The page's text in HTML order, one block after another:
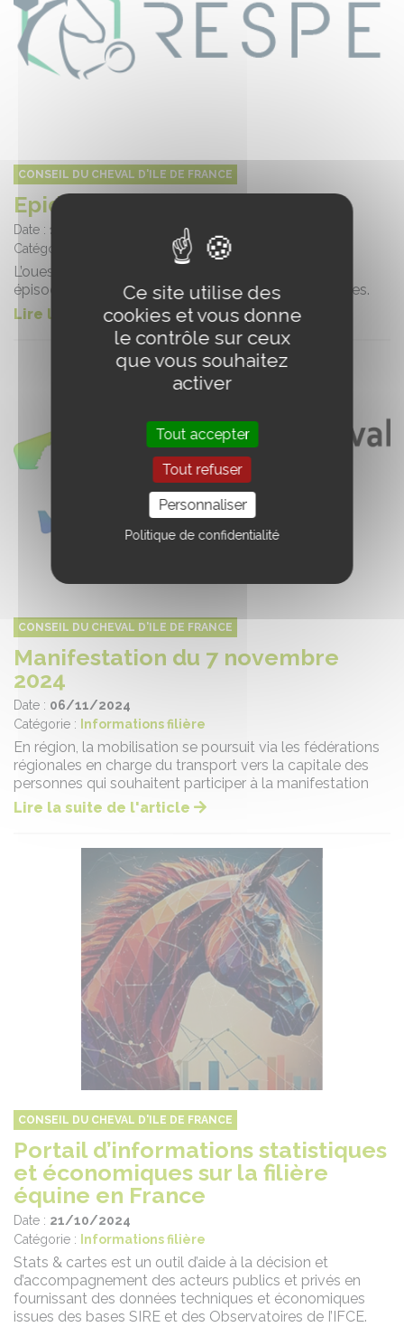
CONSEIL DU CHEVAL D'ILE DE FRANCE
Epidémie de rhinopneumonie
Date : 14/11/2024
Catégorie :
Informations filière
L’ouest de l’Ile-de-France connaît actuellement un
épisode de rhinopneumonie dans plusieurs structures.
Lire la suite de l'article
CONSEIL DU CHEVAL D'ILE DE FRANCE
Manifestation du 7 novembre
2024
Date : 06/11/2024
Catégorie : Informations filière
En région, la mobilisation se poursuit via les fédérations
régionales en charge du transport vers la capitale des
personnes qui souhaitent participer à la manifestation
Lire la suite de l'article
CONSEIL DU CHEVAL D'ILE DE FRANCE
Portail d’informations statistiques
et économiques sur la filière
équine en France
Date : 21/10/2024
Catégorie :
Informations filière
Stats & cartes est un outil d’aide à la décision et
d’accompagnement des acteurs publics et privés en
fournissant des données techniques et économiques
issues des bases SIRE et des Observatoires de I’IFCE.
Ce site utilise des
cookies et vous donne
le contrôle sur ceux
que vous souhaitez
activer
Tout accepter
Tout refuser
Personnaliser
Politique de confidentialité